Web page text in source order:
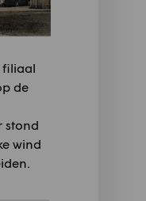
filiaal
de
stond
wind